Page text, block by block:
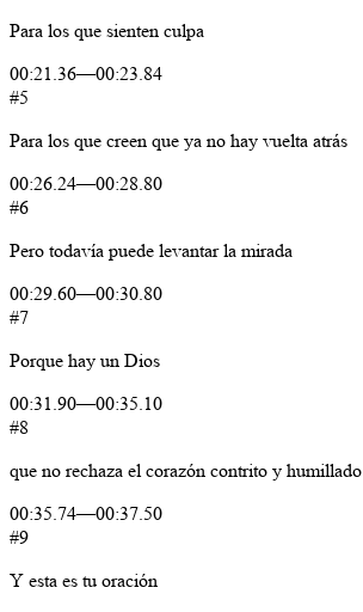
Para los que sienten culpa
00:21.36—00:23.84
#5
Para los que creen que ya no hay vuelta atrás
00:26.24—00:28.80
#6
Pero todavía puede levantar la mirada
00:29.60—00:30.80
#7
Porque hay un Dios
00:31.90—00:35.10
#8
que no rechaza el corazón contrito y humillado
00:35.74—00:37.50
#9
Y esta es tu oración